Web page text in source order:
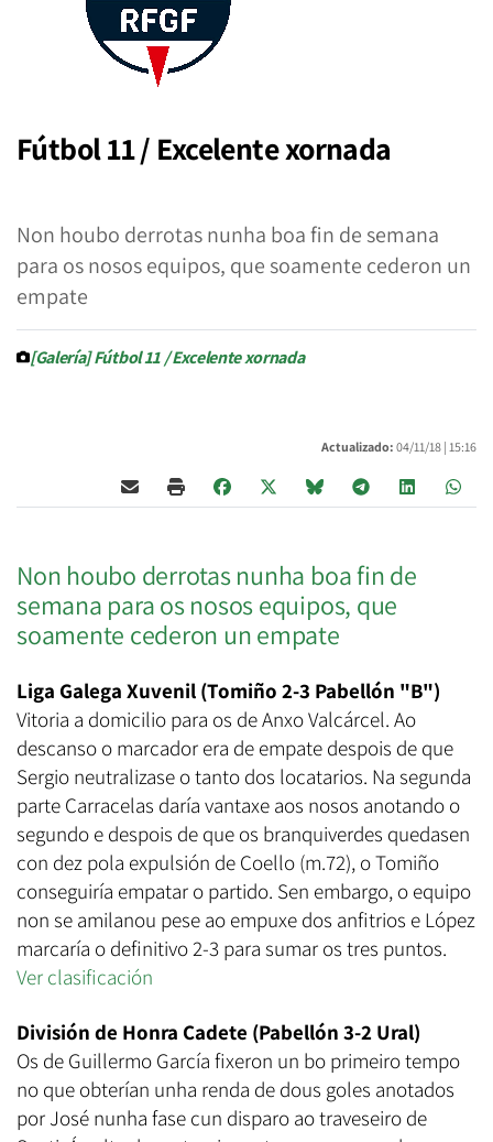
Fútbol 11 / Excelente xornada
Non houbo derrotas nunha boa fin de semana
para os nosos equipos, que soamente cederon un
empate
[Galería] Fútbol 11 / Excelente xornada
Actualizado: 04/11/18 | 15:16
Non houbo derrotas nunha boa fin de
semana para os nosos equipos, que
soamente cederon un empate
Liga Galega Xuvenil (Tomiño 2-3 Pabellón "B")
Vitoria a domicilio para os de Anxo Valcárcel. Ao
descanso o marcador era de empate despois de que
Sergio neutralizase o tanto dos locatarios. Na segunda
parte Carracelas daría vantaxe aos nosos anotando o
segundo e despois de que os branquiverdes quedasen
con dez pola expulsión de Coello (m.72), o Tomiño
conseguiría empatar o partido. Sen embargo, o equipo
non se amilanou pese ao empuxe dos anfitrios e López
marcaría o definitivo 2-3 para sumar os tres puntos.
Ver clasificación
División de Honra Cadete (Pabellón 3-2 Ural)
Os de Guillermo García fixeron un bo primeiro tempo
no que obterían unha renda de dous goles anotados
por José nunha fase cun disparo ao traveseiro de